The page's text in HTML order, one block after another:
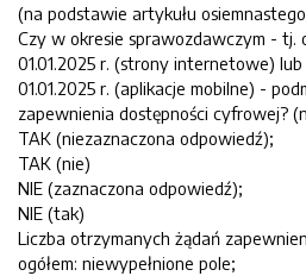
(na podstawie artykułu
Czy w okresie sprawozdawczym - tj.
01.01.2025 r. (strony internetowe) lub
01.01.2025 r. (aplikacje mobilne) -
zapewnienia dostępności cyfrowej?
TAK (niezaznaczona odpowiedź);
TAK (nie)
NIE (zaznaczona odpowiedź);
NIE (tak)
Liczba otrzymanych żądań
ogółem: niewypełnione pole;